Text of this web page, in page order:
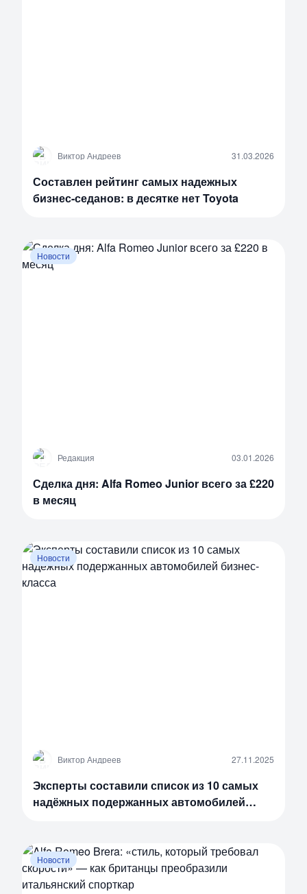
В Виктор Андреев 31.03.2026
Составлен рейтинг самых надежных
бизнес-седанов: в десятке нет Toyota
Новости
Р Редакция 03.01.2026
Сделка дня: Alfa Romeo Junior всего за £220
в месяц
Новости
В Виктор Андреев 27.11.2025
Эксперты составили список из 10 самых
надёжных подержанных автомобилей
Новости